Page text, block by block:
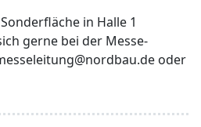
in Halle 1
gerne bei der Messe-
oder